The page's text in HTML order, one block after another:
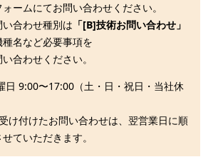
ームにてお問い合わせください。
合わせ種別は 「[B]技術お問い合わせ」
名など必要事項を
合わせください。
日 9:00〜17:00（土・日・祝日・当社休
け付けたお問い合わせは、翌営業日に順
ていただきます。